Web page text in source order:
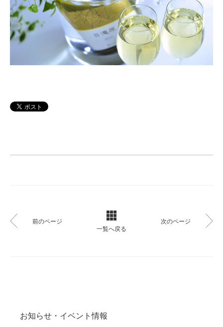
お知らせ・イベント情報
前のページ
一覧へ戻る
次のページ